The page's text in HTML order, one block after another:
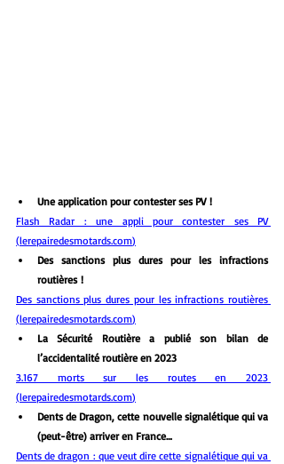
Une application pour contester ses PV !
Flash Radar : une appli pour contester ses PV
(lerepairedesmotards.com)
Des sanctions plus dures pour les infractions
routières !
Des sanctions plus dures pour les infractions routières
(lerepairedesmotards.com)
La Sécurité Routière a publié son bilan de
l’accidentalité routière en 2023
3.167 morts sur les routes en 2023
(lerepairedesmotards.com)
Dents de Dragon, cette nouvelle signalétique qui va
(peut-être) arriver en France…
Dents de dragon : que veut dire cette signalétique qui va